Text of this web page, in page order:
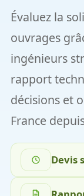
Évaluez la
ouvrages
ingénieurs
rapport
décisions et
France
Devis